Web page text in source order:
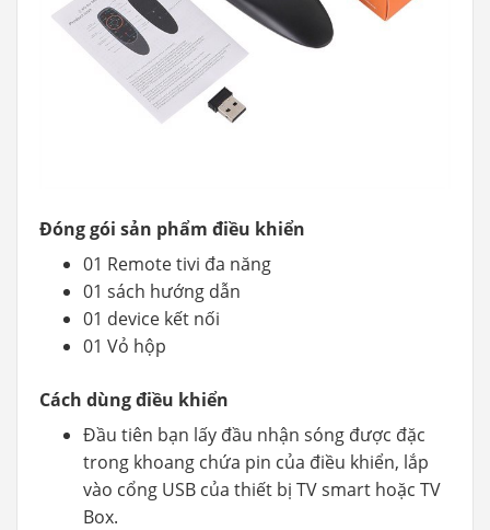
Đóng gói sản phẩm điều khiển
01 Remote tivi đa năng
01 sách hướng dẫn
01 device kết nối
01 Vỏ hộp
Cách dùng điều khiển
Đầu tiên bạn lấy đầu nhận sóng được đặc
trong khoang chứa pin của điều khiển, lắp
vào cổng USB của thiết bị TV smart hoặc TV
Box.